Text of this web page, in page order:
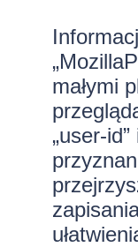
małymi
„user-